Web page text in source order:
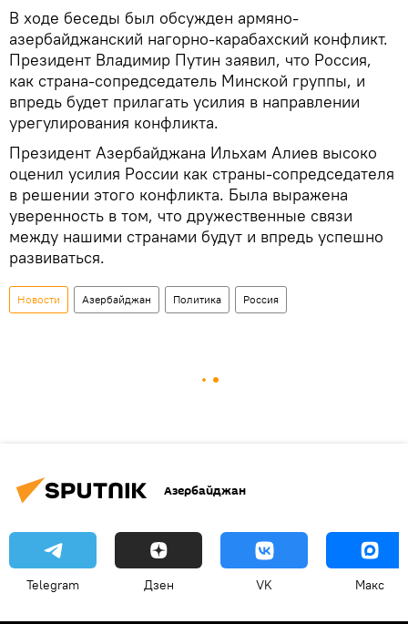
В ходе беседы был обсужден армяно-
азербайджанский нагорно-карабахский конфликт.
Президент Владимир Путин заявил, что Россия,
как страна-сопредседатель Минской группы, и
впредь будет прилагать усилия в направлении
урегулирования конфликта.
Президент Азербайджана Ильхам Алиев высоко
оценил усилия России как страны-сопредседателя
в решении этого конфликта. Была выражена
уверенность в том, что дружественные связи
между нашими странами будут и впредь успешно
развиваться.
Новости Азербайджан Политика Россия
Азербайджан
Telegram Дзен VK Макс